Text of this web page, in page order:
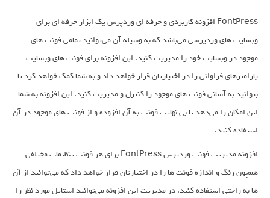
FontPress افزونه کاربردی و حرفه ای وردپرس یک ابزار حرفه ای برای
وبسایت های وردپرسی می‌باشد که به وسیله آن می‌توانید تمامی فونت های
موجود در وبسایت خود را مدیریت کنید. این افزونه برای فونت های وبسایت
پارامترهای فراوانی را در اختیارتان قرار خواهد داد و به شما کمک خواهد کرد تا
بتوانید به آسانی فونت های موجود را کنترل و مدیریت کنید. این افزونه به شما
این امکان را می‌دهد تا بی نهایت فونت به آن افزوده و از فونت های موجود در آن
استفاده کنید.
افزونه مدیریت فونت وردپرس FontPress برای هر فونت تنظیمات مختلفی
همچون رنگ و اندازه فونت ها را در اختیارتان قرار خواهد داد که می‌توانید از آن
ها به راحتی استفاده کنید. در مدیریت این افزونه می‌توانید استایل مورد نظر را